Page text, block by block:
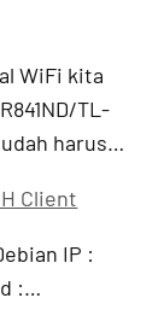
WiFi kita
TL-
harus…
Client
IP :
:…